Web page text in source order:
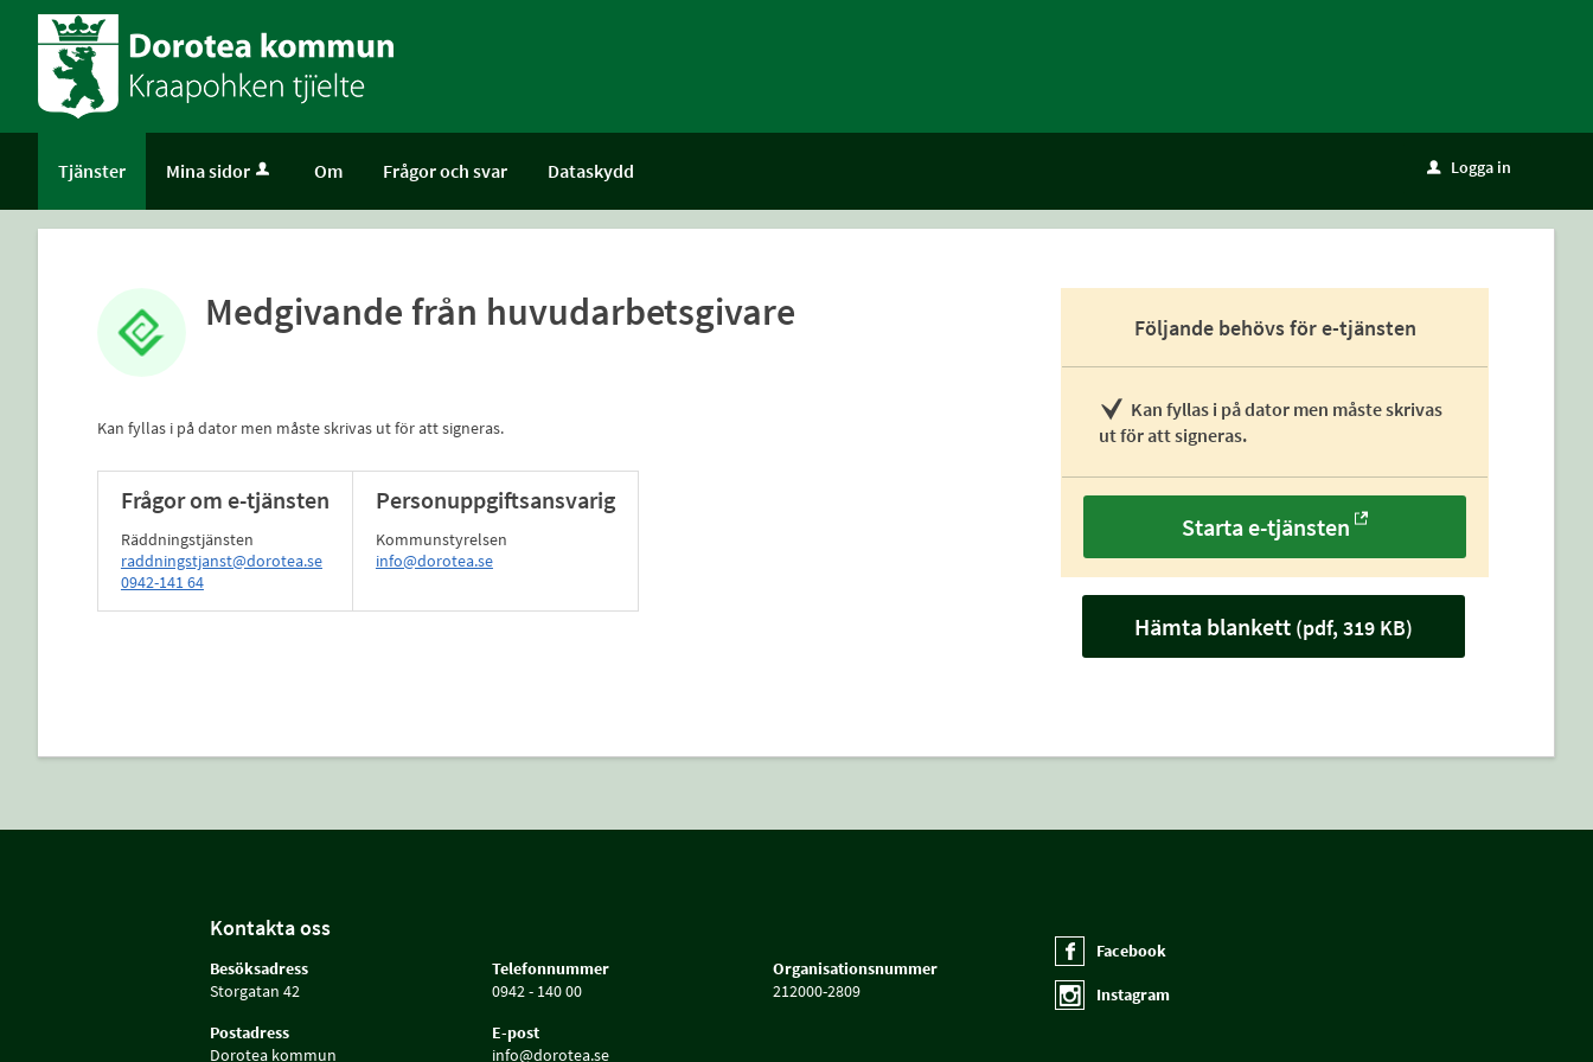
Välkommen
självservice
kommunTjänster Mina sidor Om Frågor och svar Dataskydd u Logga in
Medgivande från huvudarbetsgivare
Kan fyllas i på dator men måste skrivas ut för att signeras.
Frågor om e-tjänsten
Räddningstjänsten
raddningstjanst@dorotea.se
0942-141 64
Personuppgiftsansvarig
Kommunstyrelsen
info@dorotea.se
Följande behövs för e-tjänsten
Kan fyllas i på dator men måste skrivas
ut för att signeras.
Starta e-tjänsten
Hämta blankett (pdf, 319 KB)
Kontakta oss
Besöksadress
Storgatan 42
Postadress
Dorotea kommun
Telefonnummer
0942 - 140 00
E-post
info@dorotea.se
Organisationsnummer
212000-2809
Facebook
Instagram